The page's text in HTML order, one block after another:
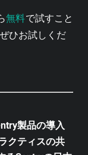
無料で試すこと
ひお試しくだ
製品の導入
クティスの共